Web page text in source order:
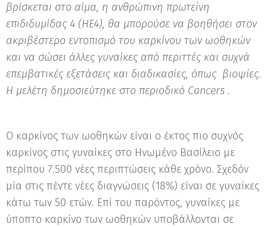
βρίσκεται στο αίμα, η ανθρώπινη πρωτεΐνη
επιδιδυμίδας 4 (HE4), θα μπορούσε να βοηθήσει στον
ακριβέστερο εντοπισμό του καρκίνου των ωοθηκών
και να σώσει άλλες γυναίκες από περιττές και συχνά
επεμβατικές εξετάσεις και διαδικασίες, όπως βιοψίες.
Η μελέτη δημοσιεύτηκε στο περιοδικό Cancers .
Ο καρκίνος των ωοθηκών είναι ο έκτος πιο συχνός
καρκίνος στις γυναίκες στο Ηνωμένο Βασίλειο με
περίπου 7.500 νέες περιπτώσεις κάθε χρόνο. Σχεδόν
μία στις πέντε νέες διαγνώσεις (18%) είναι σε γυναίκες
κάτω των 50 ετών. Επί του παρόντος, γυναίκες με
ύποπτο καρκίνο των ωοθηκών υποβάλλονται σε